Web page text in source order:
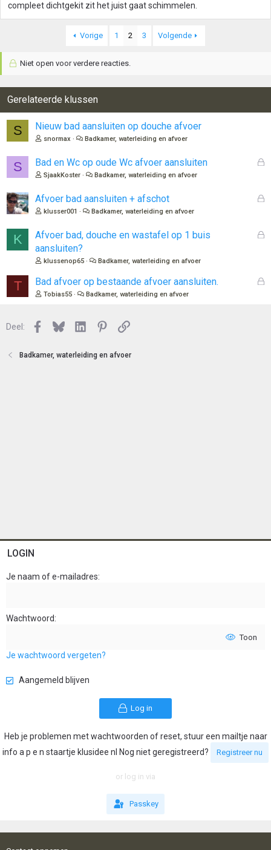
compleet dichtgekit zit het juist gaat schimmelen.
Vorige 1 2 3 Volgende
Niet open voor verdere reacties.
Gerelateerde klussen
S Nieuw bad aansluiten op douche afvoer
snormax Badkamer, waterleiding en afvoer
S
G
n
Bad en Wc op oude Wc afvoer aansluiten
SjaakKoster Badkamer, waterleiding en afvoer
G
Afvoer bad aansluiten + afschot
klusser001 Badkamer, waterleiding en afvoer
K
G
o
Afvoer bad, douche en wastafel op 1 buis
aansluiten?
klussenop65 Badkamer, waterleiding en afvoer
T
G
Bad afvoer op bestaande afvoer aansluiten.
Tobias55 Badkamer, waterleiding en afvoer
Deel: Facebook
BlueskyLinkedInPinterest
Link
Badkamer, waterleiding en afvoer
LOGIN
Je naam of e-mailadres
Wachtwoord
Toon
Je wachtwoord vergeten?
Aangemeld blijven
Log in
Heb je problemen met wachtwoorden of reset, stuur een mailtje naar
info a p e n staartje klusidee nl Nog niet geregistreerd?
Registreer nu
or log in via
Passkey